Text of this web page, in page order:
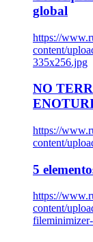
global
https://
content/
335x256.jpg
NO
https://
content/
5
https://
content/